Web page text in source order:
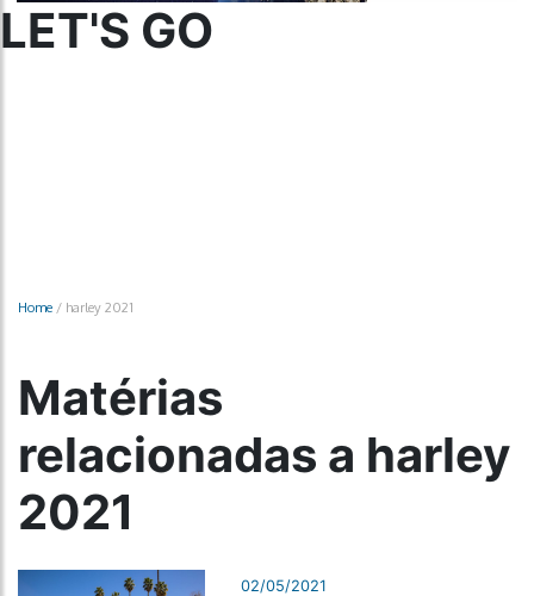
LET'S GO
Home / harley 2021
Matérias
relacionadas a harley
2021
02/05/2021